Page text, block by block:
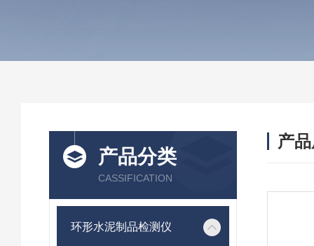
产品分类
CASSIFICATION
环形水泥制品检测仪
产